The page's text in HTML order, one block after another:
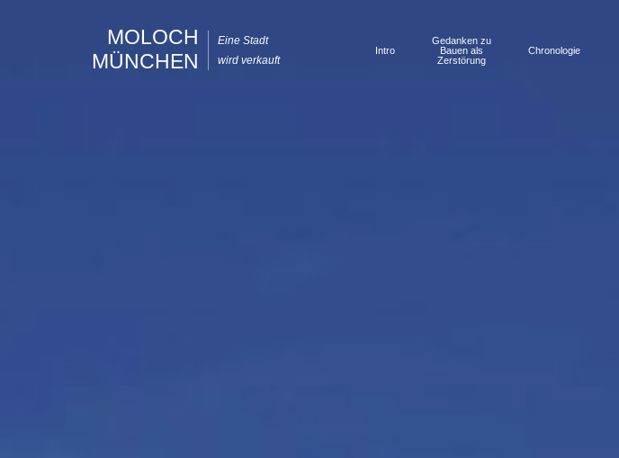
MOLOCH
MÜNCHEN
Eine Stadt
wird verkauft
Intro
Gedanken zu
Bauen als
Zerstörung
Chronologie